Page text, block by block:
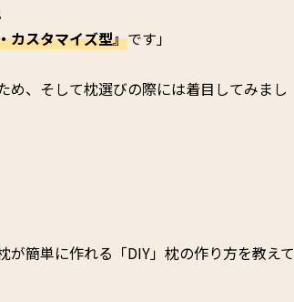
カスタマイズ型』です」
、そして枕選びの際には着目してみまし
簡単に作れる「DIY」枕の作り方を教えて